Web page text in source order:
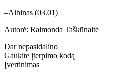
–Albinas (03.01)
Autorė: Raimonda Taškūnaitė
Dar nepasidalino
Gaukite įterpimo kodą
Įvertinimas